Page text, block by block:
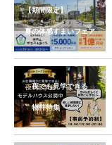
【期間限定】
夏の体感すまいフェア
夜でも見学できる
物件特集